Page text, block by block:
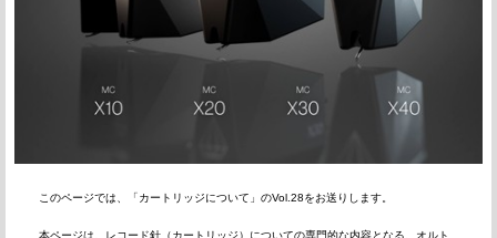
このページでは、「カートリッジについて」のVol.28をお送りします。